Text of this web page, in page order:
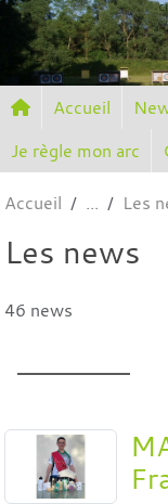
Accueil
Je règle mon arc
Accueil Les
Les news
46 news
Panneau de gestion